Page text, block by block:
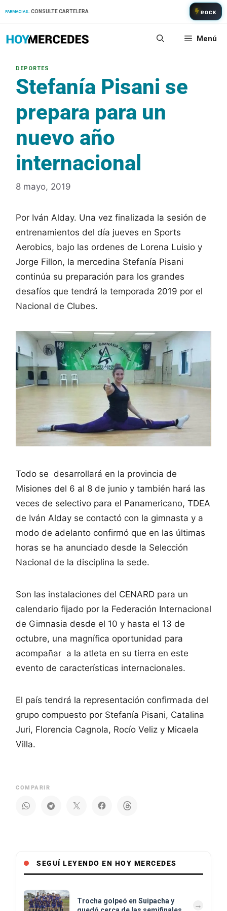
FARMACIAS: CONSULTE CARTELERA ROCK
Menú
Stefanía Pisani se
prepara para un
nuevo año
internacional
8 mayo, 2019
Por Iván Alday. Una vez finalizada la sesión de
entrenamientos del día jueves en Sports
Aerobics, bajo las ordenes de Lorena Luisio y
Jorge Fillon, la mercedina Stefanía Pisani
continúa su preparación para los grandes
desafíos que tendrá la temporada 2019 por el
Nacional de Clubes.
Todo se desarrollará en la provincia de
Misiones del 6 al 8 de junio y también hará las
veces de selectivo para el Panamericano, TDEA
de Iván Alday se contactó con la gimnasta y a
modo de adelanto confirmó que en las últimas
horas se ha anunciado desde la Selección
Nacional de la disciplina la sede.
Son las instalaciones del CENARD para un
calendario fijado por la Federación Internacional
de Gimnasia desde el 10 y hasta el 13 de
octubre, una magnífica oportunidad para
acompañar a la atleta en su tierra en este
evento de características internacionales.
El país tendrá la representación confirmada del
grupo compuesto por Stefanía Pisani, Catalina
Juri, Florencia Cagnola, Rocío Veliz y Micaela
Villa.
COMPARIR
SEGUÍ LEYENDO EN HOY MERCEDES
Trocha golpeó en Suipacha y